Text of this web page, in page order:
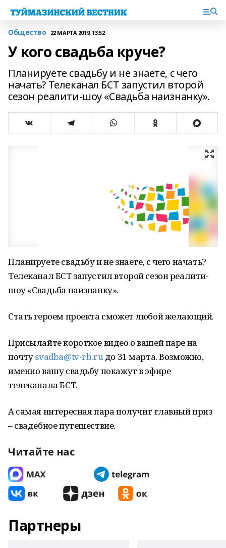
Общество 22 МАРТА 2019, 13:52
У кого свадьба круче?
Планируете свадьбу и не знаете, с чего
начать? Телеканал БСТ запустил второй
сезон реалити-шоу «Свадьба наизнанку».
Планируете свадьбу и не знаете, с чего начать?
Телеканал БСТ запустил второй сезон реалити-
шоу «Свадьба наизнанку».
Стать героем проекта сможет любой желающий.
Присылайте короткое видео о вашей паре на
почтуsvadba@tv-rb.ruдо 31 марта. Возможно,
именно вашу свадьбу покажут в эфире
телеканала БСТ.
А самая интересная пара получит главный приз
– свадебное путешествие.
Читайте нас
Партнеры